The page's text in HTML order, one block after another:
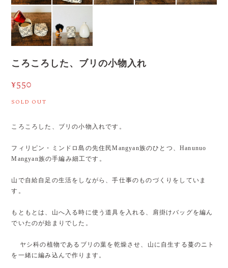
ころころした、ブリの小物入れ
¥550
SOLD OUT
ころころした、ブリの小物入れです。
フィリピン・ミンドロ島の先住民Mangyan族のひとつ、Hanunuo
Mangyan族の手編み細工です。
山で自給自足の生活をしながら、手仕事のものづくりをしていま
す。
もともとは、山へ入る時に使う道具を入れる、肩掛けバッグを編ん
でいたのが始まりでした。
ヤシ科の植物であるブリの葉を乾燥させ、山に自生する蔓のニト
を一緒に編み込んで作ります。